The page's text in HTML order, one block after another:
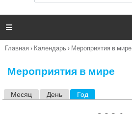
п
и

Вы
Главная › Календарь › Мероприятия в мире
Мероприятия в мире
Месяц День Год